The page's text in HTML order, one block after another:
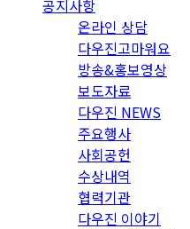
공지사항
온라인 상담
다우진고마워요
방송&홍보영상
보도자료
다우진 NEWS
주요행사
사회공헌
수상내역
협력기관
다우진 이야기